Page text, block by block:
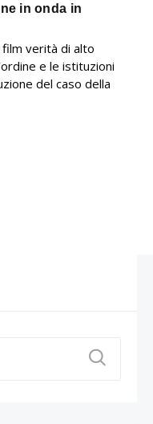
in onda in
verità di alto
e le istituzioni
del caso della